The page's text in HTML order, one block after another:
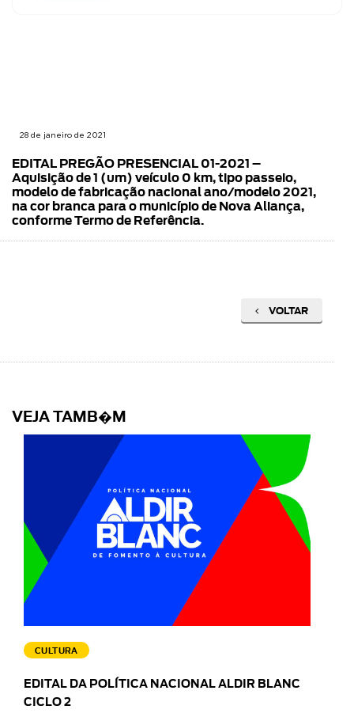
28 de janeiro de 2021
EDITAL PREGÃO PRESENCIAL 01-2021 –
Aquisição de 1 (um) veículo 0 km, tipo passeio,
modelo de fabricação nacional ano/modelo 2021,
na cor branca para o município de Nova Aliança,
conforme Termo de Referência.
VOLTAR
VEJA TAMB�M
CULTURA
EDITAL DA POLÍTICA NACIONAL ALDIR BLANC
CICLO 2